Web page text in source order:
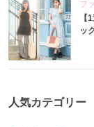
フ
【
ッ
人気カテゴリー